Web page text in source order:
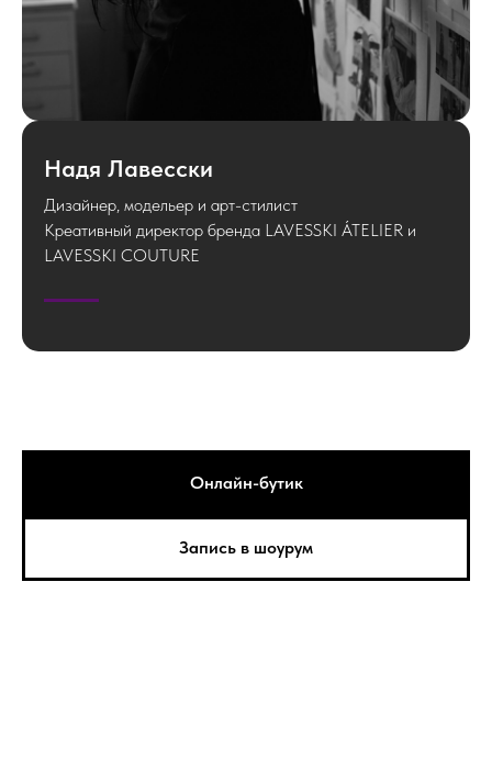
Надя Лавесски
Дизайнер, модельер и арт-стилист
Креативный директор бренда LAVESSKI ÁTELIER и
LAVESSKI COUTURE
Онлайн-бутик
Запись в шоурум